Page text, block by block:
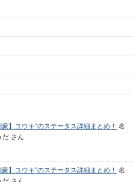
】ユウキ”のステータス詳細まとめ！
名
だ さん
】ユウキ”のステータス詳細まとめ！
名